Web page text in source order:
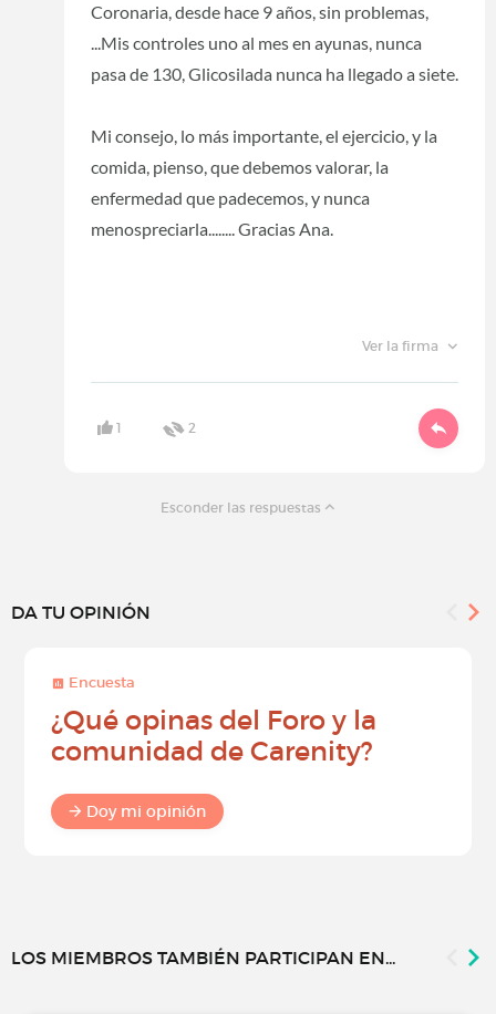
Coronaria, desde hace 9 años, sin problemas,
...Mis controles uno al mes en ayunas, nunca
pasa de 130, Glicosilada nunca ha llegado a siete.
Mi consejo, lo más importante, el ejercicio, y la
comida, pienso, que debemos valorar, la
enfermedad que padecemos, y nunca
menospreciarla........ Gracias Ana.
Ver la firma
1 2
Esconder las respuestas
DA TU OPINIÓN
Encuesta
¿Qué opinas del Foro y la
comunidad de Carenity?
Doy mi opinión
LOS MIEMBROS TAMBIÉN PARTICIPAN EN...